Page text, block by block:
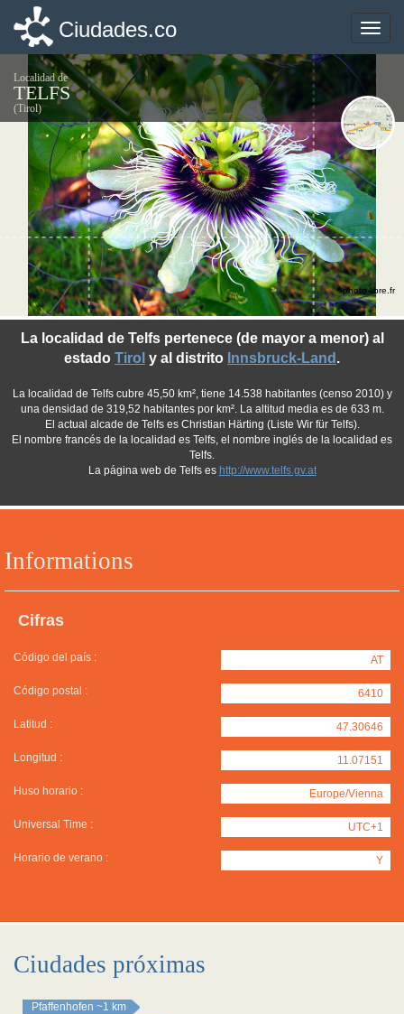
Toggle
Ciudades.co
Localidad de
TELFS
(Tirol)
Informations
Cifras
Código del país : AT
Código postal : 6410
Latitud : 47.30646
Longitud : 11.07151
Huso horario : Europe/Vienna
Universal Time : UTC+1
Horario de verano : Y
La localidad de Telfs pertenece (de mayor a menor) al
estado Tirol y al distrito Innsbruck-Land .
La localidad de Telfs cubre 45,50 km², tiene 14.538 habitantes (censo 2010) y
una densidad de 319,52 habitantes por km². La altitud media es de 633 m.
El actual alcade de Telfs es Christian Härting (Liste Wir für Telfs).
El nombre francés de la localidad es Telfs, el nombre inglés de la localidad es
Telfs.
La página web de Telfs es http://www.telfs.gv.at
©photo-libre.fr
Ciudades próximas
Pfaffenhofen ~1 km
Toggle
Ciudades.co